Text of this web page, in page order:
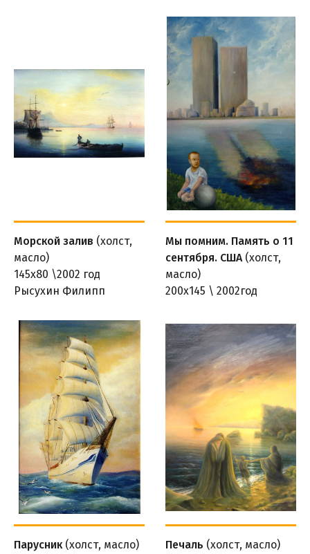
Морской залив (холст,
масло)
145х80 \2002 год
Рысухин Филипп
Мы помним. Память о 11
сентября. США (холст,
масло)
200х145 \ 2002год
Парусник(холст, масло)
Печаль (холст, масло)